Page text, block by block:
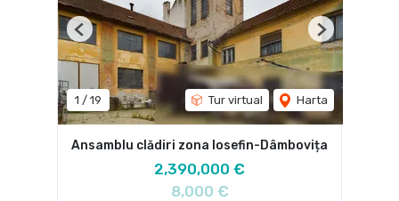
1 / 19 Tur virtual Harta
Previous Next
Ansamblu clădiri zona Iosefin-Dâmbovița
2,390,000 €
8,000 €